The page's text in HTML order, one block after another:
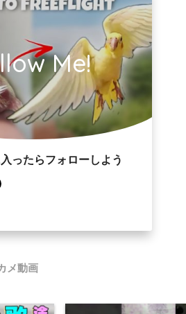
Me!
ったらフォローしよう
メ動画